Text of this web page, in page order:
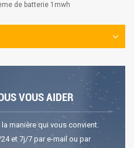
de batterie 1mwh
VOUS AIDER
manière qui vous convient.
et 7j/7 par e-mail ou par